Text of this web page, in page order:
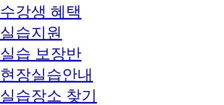
수강생 혜택
실습지원
실습 보장반
현장실습안내
실습장소 찾기